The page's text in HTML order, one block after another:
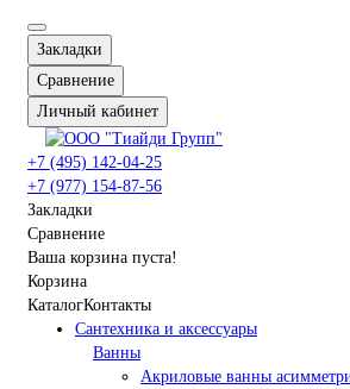
Закладки
Сравнение
Личный кабинет
+7 (495) 142-04-25
+7 (977) 154-87-56
Закладки
Сравнение
Ваша корзина пуста!
Корзина
КаталогКонтакты
Сантехника и аксессуары
Ванны
Акриловые ванны